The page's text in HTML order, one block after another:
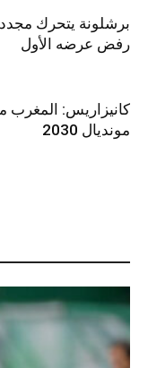
برشلونة يتحرك
رفض عرضه الأول
كانيزاريس: المغرب
مونديال 2030